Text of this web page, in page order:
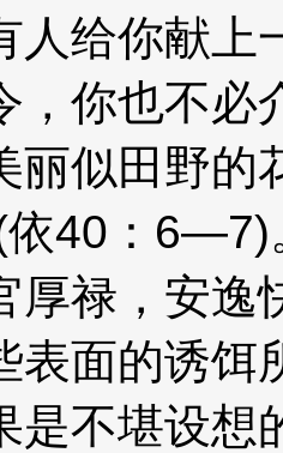
人给你献上
，你也不必
丽似田野的
依40：
厚禄，安逸
表面的诱饵
是不堪设想